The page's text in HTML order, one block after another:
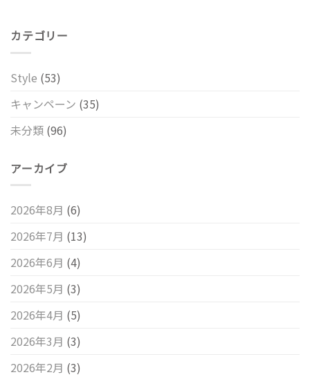
カテゴリー
Style (53)
キャンペーン (35)
未分類 (96)
アーカイブ
2026年8月 (6)
2026年7月 (13)
2026年6月 (4)
2026年5月 (3)
2026年4月 (5)
2026年3月 (3)
2026年2月 (3)